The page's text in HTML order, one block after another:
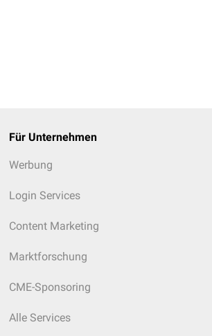
Für Unternehmen
Werbung
Login Services
Content Marketing
Marktforschung
CME-Sponsoring
Alle Services